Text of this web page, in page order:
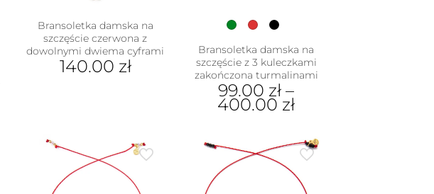
Bransoletka damska na
szczęście czerwona z
dowolnymi dwiema cyframi
140.00 zł
Bransoletka damska na
szczęście z 3 kuleczkami
zakończona turmalinami
99.00 zł –
400.00 zł
ma
wiele
wariantów.